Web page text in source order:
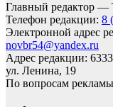
Главный редактор —
Телефон редакции: 8
Электронной адрес
novbr54@yandex.ru
Адрес редакции:
ул. Ленина, 19
По вопросам